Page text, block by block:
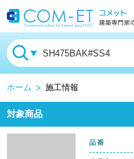
ホーム 施工情報
対象商品